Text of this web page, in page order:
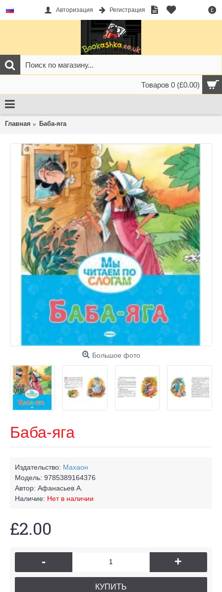
£
Авторизация Регистрация
Товаров 0 (£0.00)
Главная Баба-яга
Большое фото
Баба-яга
Издательство: Махаон
Модель: 9785389164376
Автор: Афанасьев А.
Наличие: Нет в наличии
£2.00
- +
КУПИТЬ